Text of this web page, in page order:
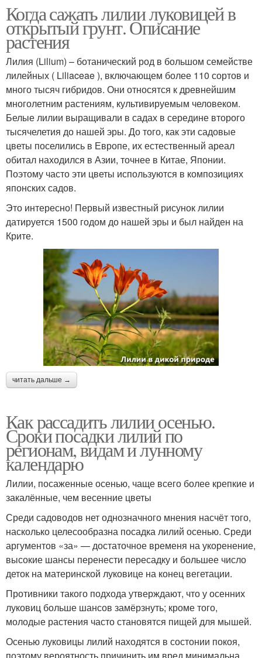
Когда сажать лилии луковицей в
открытый грунт. Описание
растения
Лилия (Lilium) – ботанический род в большом семействе
лилейных ( Liliaceae ), включающем более 110 сортов и
много тысяч гибридов. Они относятся к древнейшим
многолетним растениям, культивируемым человеком.
Белые лилии выращивали в садах в середине второго
тысячелетия до нашей эры. До того, как эти садовые
цветы поселились в Европе, их естественный ареал
обитал находился в Азии, точнее в Китае, Японии.
Поэтому часто эти цветы используются в композициях
японских садов.
Это интересно! Первый известный рисунок лилии
датируется 1500 годом до нашей эры и был найден на
Крите.
читать дальше →
Как рассадить лилии осенью.
Сроки посадки лилий по
регионам, видам и лунному
календарю
Лилии, посаженные осенью, чаще всего более крепкие и
закалённые, чем весенние цветы
Среди садоводов нет однозначного мнения насчёт того,
насколько целесообразна посадка лилий осенью. Среди
аргументов «за» — достаточное временя на укоренение,
высокие шансы перенести пересадку и большее число
деток на материнской луковице на конец вегетации.
Противники такого подхода утверждают, что у осенних
луковиц больше шансов замёрзнуть; кроме того,
молодые растения часто становятся пищей для мышей.
Осенью луковицы лилий находятся в состонии покоя,
поэтому вероятность причинить им вред минимальна